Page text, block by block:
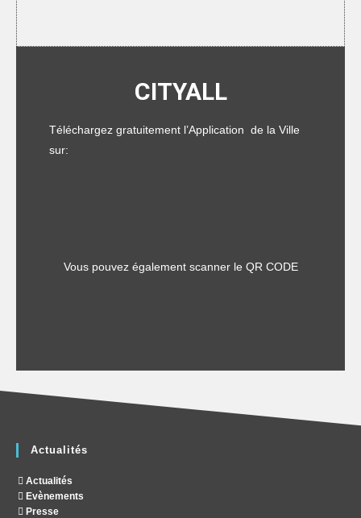
CITYALL
Téléchargez gratuitement l’Application de la Ville
sur:
Vous pouvez également scanner le QR CODE
Actualités
Actualités
Evènements
Presse